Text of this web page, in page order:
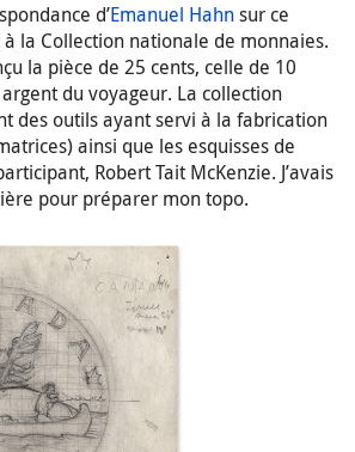
d’Emanuel Hahnsur ce
la Collection nationale de monnaies.
la pièce de 25 cents, celle de 10
du voyageur. La collection
des outils ayant servi à la fabrication
ainsi que les esquisses de
Robert Tait McKenzie. J’avais
pour préparer mon topo.